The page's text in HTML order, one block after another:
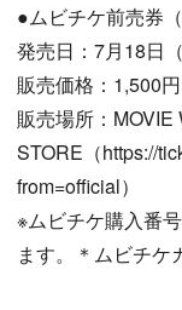
●ムビチケ前売券
発売日：7月18日（
販売価格：1,500円
販売場所：MOVIE
STORE（https://
from=official）
※ムビチケ購入番
ます。＊ムビチケ